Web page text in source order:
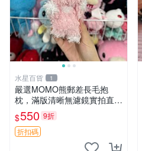
水星百貨 1
嚴選MOMO熊郵差長毛抱
枕，滿版清晰無濾鏡實拍直
銷。每周新品到貨，不容錯
過！ 郵差熊 長毛 抱枕
$550 9折
折扣碼